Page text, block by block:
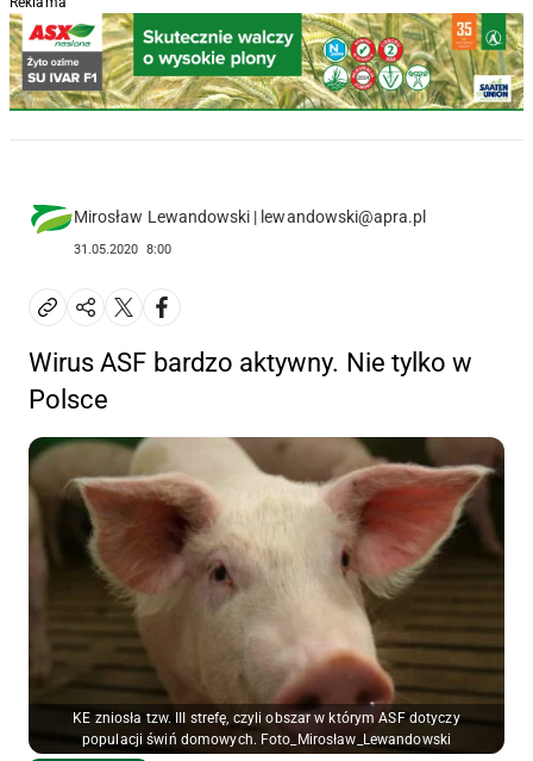
Mirosław Lewandowski | lewandowski@apra.pl
31.05.2020 8:00
Wirus ASF bardzo aktywny. Nie tylko w
Polsce
KE zniosła tzw. III strefę, czyli obszar w którym ASF dotyczy
populacji świń domowych. Foto_Mirosław_Lewandowski